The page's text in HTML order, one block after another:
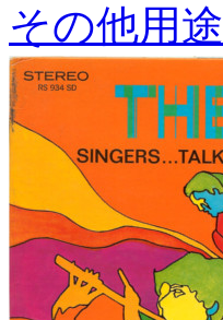
その他用途